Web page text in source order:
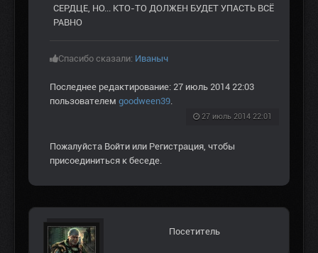
СЕРДЦЕ, НО... КТО-ТО ДОЛЖЕН БУДЕТ УПАСТЬ ВСЁ
РАВНО
Спасибо сказали: Иваныч
Последнее редактирование: 27 июль 2014 22:03
пользователем goodween39
27 июль 2014 22:01
Пожалуйста Войти или Регистрация , чтобы
присоединиться к беседе.
Посетитель